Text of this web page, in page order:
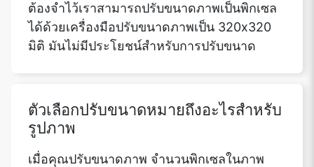
ต้องจำไว้เราสามารถปรับขนาดภาพเป็นพิกเซล
ได้ด้วยเครื่องมือปรับขนาดภาพเป็น 320x320
มิติ มันไม่มีประโยชน์สำหรับการปรับขนาด
ตัวเลือกปรับขนาดหมายถึงอะไรสำหรับ
รูปภาพ
เมื่อคุณปรับขนาดภาพ จำนวนพิกเซลในภาพ